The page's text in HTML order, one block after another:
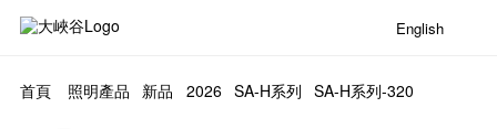
English
首頁 照明產品 新品 2026 SA-H系列 SA-H系列-320